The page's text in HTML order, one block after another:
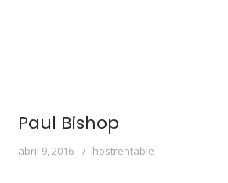
Paul Bishop
abril 9, 2016 hostrentable